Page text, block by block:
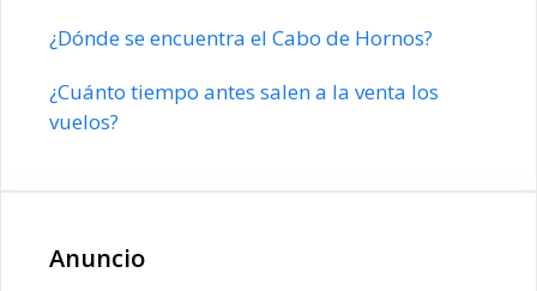
¿Dónde se encuentra el Cabo de Hornos?
¿Cuánto tiempo antes salen a la venta los
vuelos?
Anuncio